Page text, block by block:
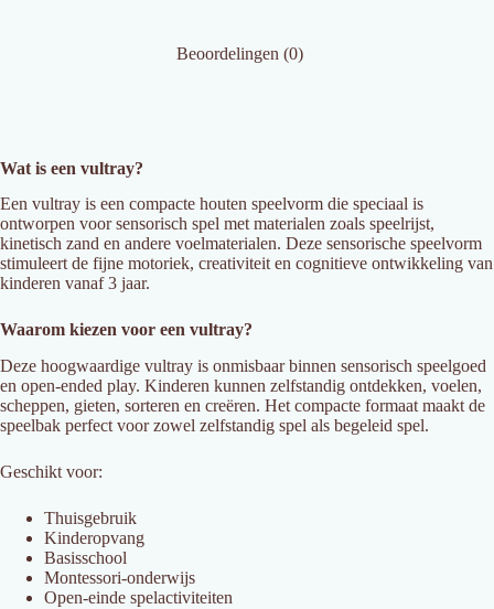
Beoordelingen (0)
Wat is een vultray?
Een vultray is een compacte houten speelvorm die speciaal is
ontworpen voor sensorisch spel met materialen zoals speelrijst,
kinetisch zand en andere voelmaterialen. Deze sensorische speelvorm
stimuleert de fijne motoriek, creativiteit en cognitieve ontwikkeling van
kinderen vanaf 3 jaar.
Waarom kiezen voor een vultray?
Deze hoogwaardige vultray is onmisbaar binnen sensorisch speelgoed
en open-ended play. Kinderen kunnen zelfstandig ontdekken, voelen,
scheppen, gieten, sorteren en creëren. Het compacte formaat maakt de
speelbak perfect voor zowel zelfstandig spel als begeleid spel.
Geschikt voor:
Thuisgebruik
Kinderopvang
Basisschool
Montessori-onderwijs
Open-einde spelactiviteiten